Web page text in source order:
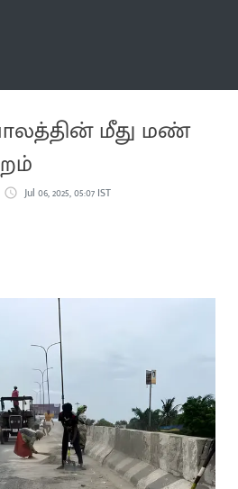
மீது மண்
Jul 06, 2025, 05:07 IST